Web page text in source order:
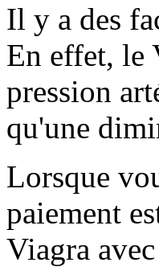
Il y a des
En effet, le
pression
qu'une
Lorsque
paiement
Viagra